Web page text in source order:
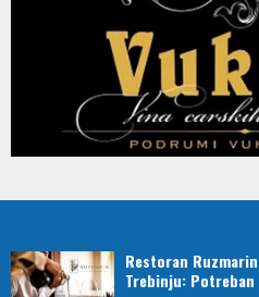
Restoran
Trebinju: